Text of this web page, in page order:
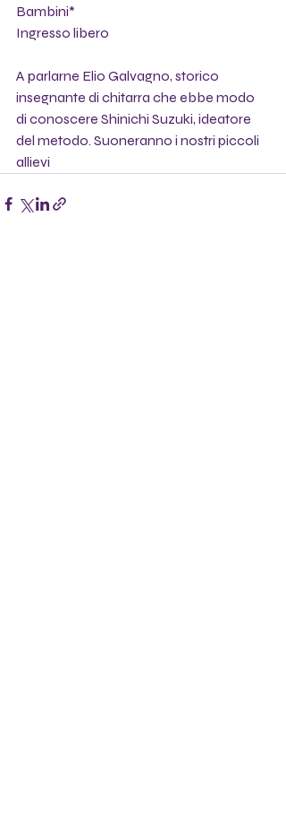
Bambini*
Ingresso libero
A parlarne Elio Galvagno, storico
insegnante di chitarra che ebbe modo
di conoscere Shinichi Suzuki, ideatore
del metodo. Suoneranno i nostri piccoli
allievi